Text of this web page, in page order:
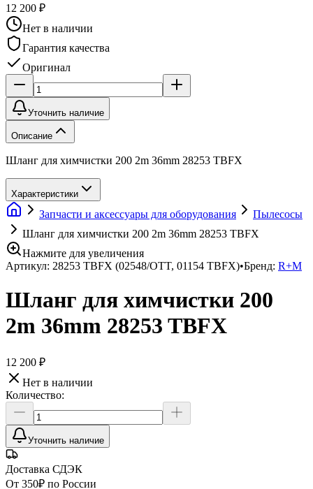
12 200 ₽
Нет в наличии
Гарантия качества
Оригинал
Уточнить наличие
Описание
Шланг для химчистки 200 2m 36mm 28253 TBFX
Характеристики
Запчасти и аксессуары для оборудования
Пылесосы
Шланг для химчистки 200 2m 36mm 28253 TBFX
Нажмите для увеличения
Артикул: 28253 TBFX (02548/OTT, 01154 TBFX)•Бренд: R+M
Шланг для химчистки 200
2m 36mm 28253 TBFX
12 200 ₽
Нет в наличии
Количество:
Уточнить наличие
Доставка СДЭК
От 350₽ по России